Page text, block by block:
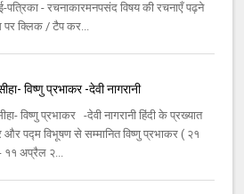
पत्रिका - रचनाकारमनपसंद विषय की रचनाएँ पढ़ने
क्लिक / टैप कर...
विष्णु प्रभाकर -देवी नागरानी
विष्णु प्रभाकर -देवी नागरानी हिंदी के प्रख्यात
और पद्म विभूषण से सम्मानित विष्णु प्रभाकर ( २१
११ अप्रैल २...